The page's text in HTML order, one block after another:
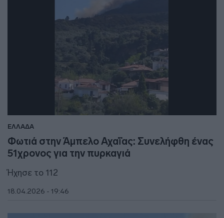
ΕΛΛΑΔΑ
Φωτιά στην Άμπελο Αχαΐας: Συνελήφθη ένας
51χρονος για την πυρκαγιά
Ήχησε το 112
18.04.2026 - 19:46